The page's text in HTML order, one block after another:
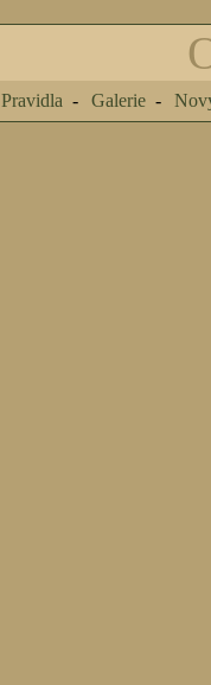
Pravidla Galerie